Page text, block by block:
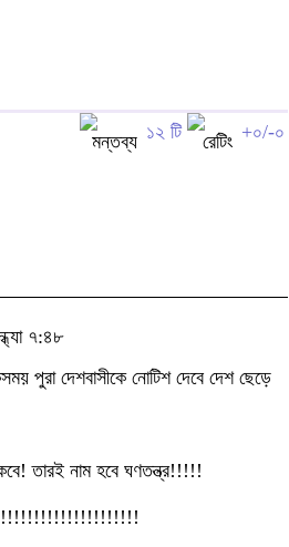
১২ টি +০/-০
৭:৪৮
পুরা দেশবাসীকে নোটিশ দেবে দেশ ছেড়ে
তারই নাম হবে ঘণতন্ত্র!!!!!